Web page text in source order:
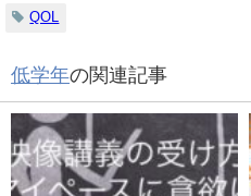
QOL
低学年の関連記事